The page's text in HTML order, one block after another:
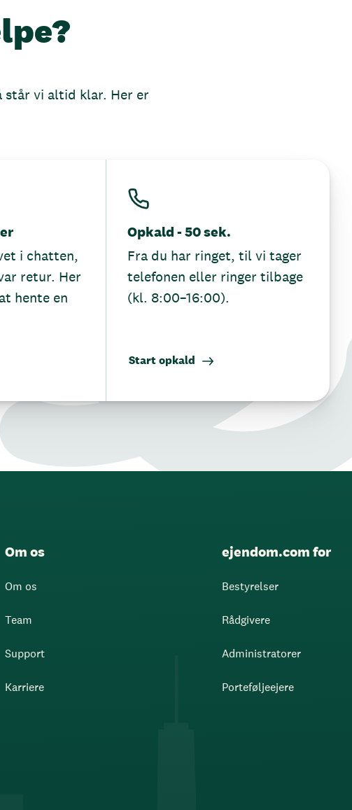
står vi altid klar. Her er
i chatten,
retur. Her
hente en
Opkald - 50 sek.
Fra du har ringet, til vi tager
telefonen eller ringer tilbage
(kl. 8:00–16:00).
Start opkald
Om os
Om os
Team
Support
Karriere
ejendom.com for
Bestyrelser
Rådgivere
Administratorer
Porteføljeejere